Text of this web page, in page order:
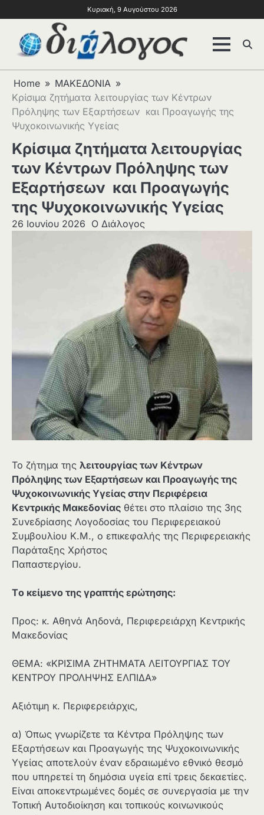
Κυριακή, 9 Αυγούστου 2026
Home
ΜΑΚΕΔΟΝΙΑ
Κρίσιμα ζητήματα λειτουργίας των Κέντρων
Πρόληψης των Εξαρτήσεων και Προαγωγής της
Ψυχοκοινωνικής Υγείας
Κρίσιμα ζητήματα λειτουργίας
των Κέντρων Πρόληψης των
Εξαρτήσεων και Προαγωγής
της Ψυχοκοινωνικής Υγείας
26 Ιουνίου 2026 Ο Διάλογος
Το ζήτημα της λειτουργίας των Κέντρων
Πρόληψης των Εξαρτήσεων και Προαγωγής της
Ψυχοκοινωνικής Υγείας στην Περιφέρεια
Κεντρικής Μακεδονίας θέτει στο πλαίσιο της 3ης
Συνεδρίασης Λογοδοσίας του Περιφερειακού
Συμβουλίου Κ.Μ., ο επικεφαλής της Περιφερειακής
Παράταξης Χρήστος
Tο κείμενο της γραπτής ερώτησης:
Προς: κ. Αθηνά Αηδονά, Περιφερειάρχη Κεντρικής
Μακεδονίας
ΘΕΜΑ: «ΚΡΙΣΙΜΑ ΖΗΤΗΜΑΤΑ ΛΕΙΤΟΥΡΓΙΑΣ ΤΟΥ
ΚΕΝΤΡΟΥ ΠΡΟΛΗΨΗΣ ΕΛΠΙΔΑ»
Αξιότιμη κ. Περιφερειάρχις,
α) Όπως γνωρίζετε τα Κέντρα Πρόληψης των
Εξαρτήσεων και Προαγωγής της Ψυχοκοινωνικής
Υγείας αποτελούν έναν εδραιωμένο εθνικό θεσμό
που υπηρετεί τη δημόσια υγεία επί τρεις δεκαετίες.
Είναι αποκεντρωμένες δομές σε συνεργασία με την
Τοπική Αυτοδιοίκηση και τοπικούς κοινωνικούς